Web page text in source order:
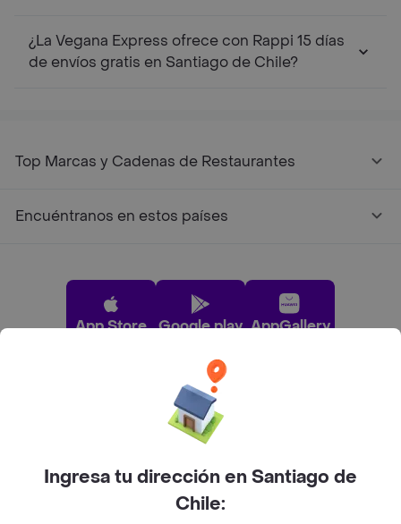
¿La Vegana Express ofrece con Rappi 15 días
de envíos gratis en Santiago de Chile?
Top Marcas y Cadenas de Restaurantes
Encuéntranos en estos países
App Store Google play AppGallery
Pide tu comida favorita cerca de ti
Categorías
Ingresa tu dirección en Santiago de
Chile: